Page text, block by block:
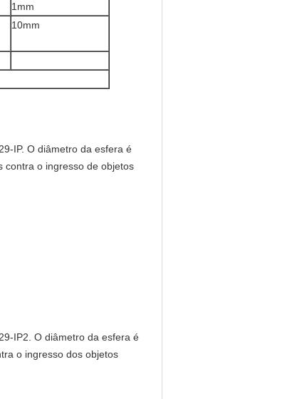
1mm
10mm
IP. O diâmetro da esfera é
contra o ingresso de objetos
IP2. O diâmetro da esfera é
o ingresso dos objetos